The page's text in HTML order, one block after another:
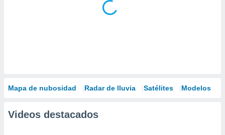
Mapa de nubosidad Radar de lluvia Satélites Modelos
Videos destacados